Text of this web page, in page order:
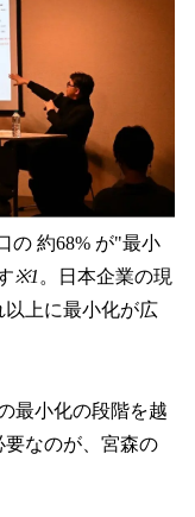
の 約68% が"最小
※1 。日本企業の現
上に最小化が広
最小化の段階を越
要なのが、宮森の